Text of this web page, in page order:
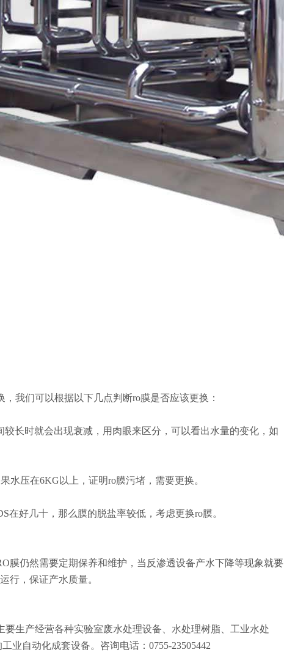
我们可以根据以下几点判断ro膜是否应该更换：
长时就会出现衰减，用肉眼来区分，可以看出水量的变化，如
水压在6KG以上，证明ro膜污堵，需要更换。
好几十，那么膜的脱盐率较低，考虑更换ro膜。
膜仍然需要定期保养和维护，当反渗透设备产水下降等现象就要
行，保证产水质量。
生产经营各种实验室废水处理设备、水处理树脂、工业水处
业自动化成套设备。咨询电话：0755-23505442